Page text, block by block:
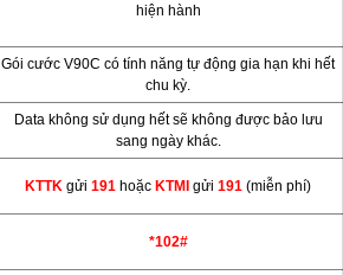
hiện hành
Gói cước V90C có tính năng tự động gia hạn khi hết
chu kỳ.
Data không sử dụng hết sẽ không được bảo lưu
sang ngày khác.
KTTK gửi 191 hoặc KTMI gửi 191 (miễn phí)
*102#